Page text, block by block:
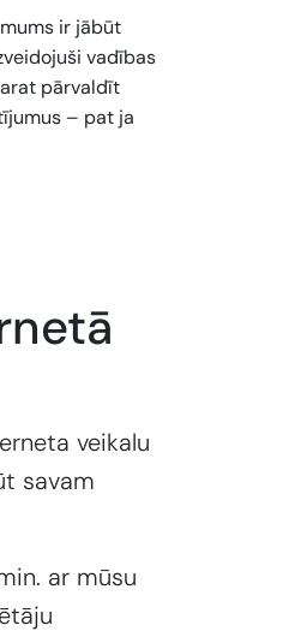
ir jābūt
vadības
pārvaldīt
– pat ja
veikalu
savam
ar mūsu